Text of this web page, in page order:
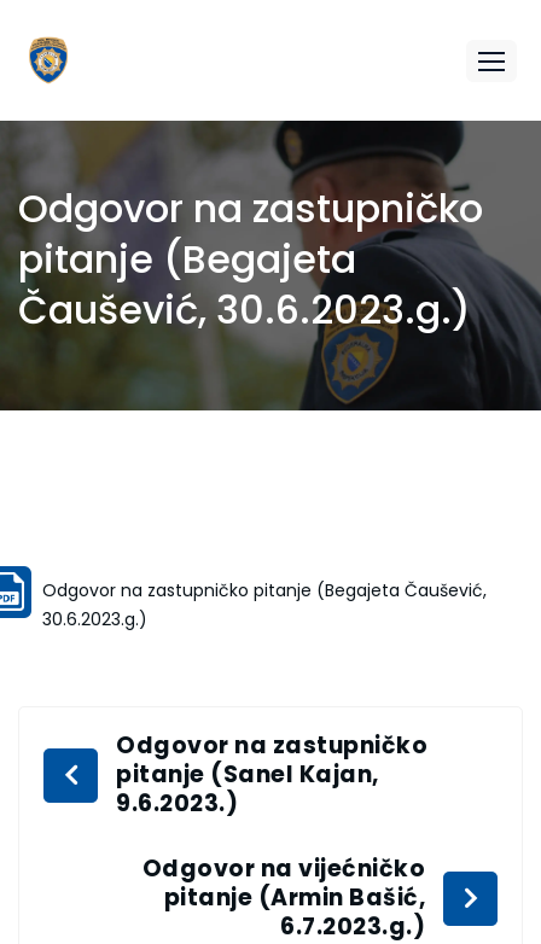
Odgovor na zastupničko
pitanje (Begajeta
Čaušević, 30.6.2023.g.)
Odgovor na zastupničko pitanje (Begajeta Čaušević,
30.6.2023.g.)
Odgovor na zastupničko
pitanje (Sanel Kajan,
9.6.2023.)
Odgovor na vijećničko
pitanje (Armin Bašić,
6.7.2023.g.)